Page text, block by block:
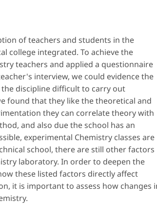
of teachers and students in the
college integrated. To achieve the
teachers and applied a questionnaire
interview, we could evidence the
discipline difficult to carry out
found that they like the theoretical and
they can correlate theory with
and also due the school has an
experimental Chemistry classes are
school, there are still other factors
laboratory. In order to deepen the
these listed factors directly affect
it is important to assess how changes